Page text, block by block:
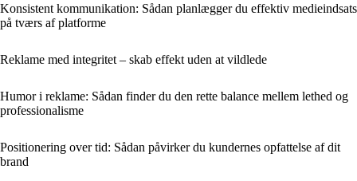
Konsistent kommunikation: Sådan planlægger du effektiv medieindsats
på tværs af platforme
Reklame med integritet – skab effekt uden at vildlede
Humor i reklame: Sådan finder du den rette balance mellem lethed og
professionalisme
Positionering over tid: Sådan påvirker du kundernes opfattelse af dit
brand